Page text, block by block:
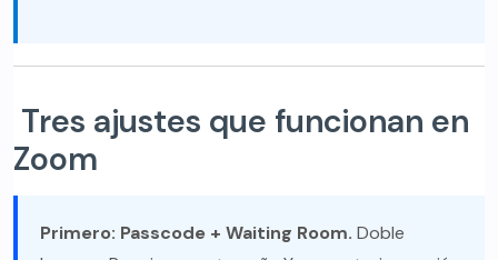
Tres ajustes que funcionan en
Zoom
Primero: Passcode + Waiting Room. Doble